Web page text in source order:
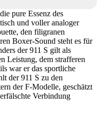
pure Essenz des
und voller analoger
den filigranen
Boxer-Sound steht es für
der 911 S gilt als
Leistung, dem strafferen
war er das sportliche
der 911 S zu den
der F-Modelle, geschätzt
Verbindung